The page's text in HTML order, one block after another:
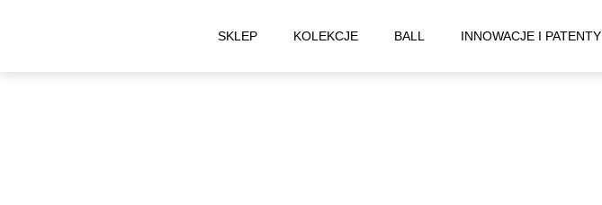
SKLEP KOLEKCJE BALL INNOWACJE I PATENTY